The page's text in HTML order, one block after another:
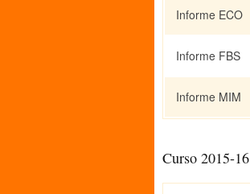
Informe ECO
Informe FBS
Informe MIM
Curso 2015-16